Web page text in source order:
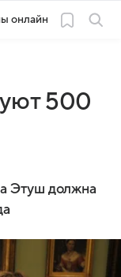
онлайн
500
Этуш должна